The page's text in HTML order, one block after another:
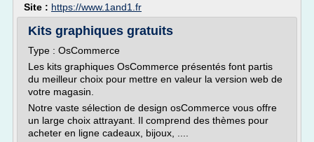
Site : https://www.1and1.fr
Kits graphiques gratuits
Type : OsCommerce
Les kits graphiques OsCommerce présentés font partis
du meilleur choix pour mettre en valeur la version web de
votre magasin.
Notre vaste sélection de design osCommerce vous offre
un large choix attrayant. Il comprend des thèmes pour
acheter en ligne cadeaux, bijoux, ....